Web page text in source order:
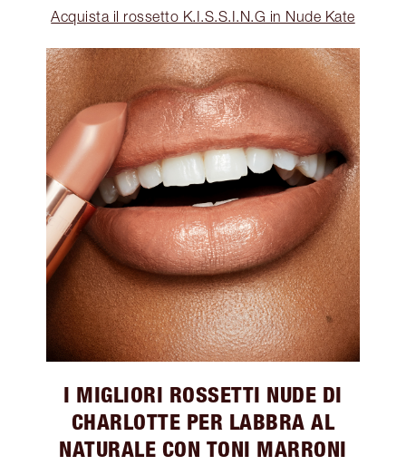
Acquista il rossetto K.I.S.S.I.N.G in Nude Kate
I MIGLIORI ROSSETTI NUDE DI
CHARLOTTE PER LABBRA AL
NATURALE CON TONI MARRONI